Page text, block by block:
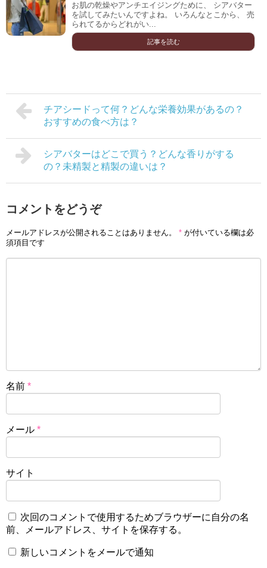
お肌の乾燥やアンチエイジングために、 シアバター
を試してみたいんですよね。 いろんなとこから、 売
られてるからどれがい...
記事を読む
チアシードって何？どんな栄養効果があるの？
おすすめの食べ方は？
シアバターはどこで買う？どんな香りがする
の？未精製と精製の違いは？
コメントをどうぞ
メールアドレスが公開されることはありません。 * が付いている欄は必
須項目です
名前 *
メール *
サイト
次回のコメントで使用するためブラウザーに自分の名
前、メールアドレス、サイトを保存する。
新しいコメントをメールで通知